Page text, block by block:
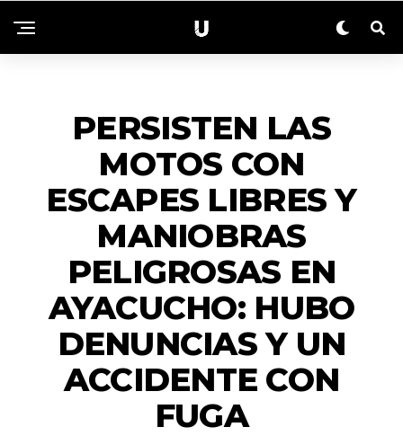
PERSISTEN LAS
MOTOS CON
ESCAPES LIBRES Y
MANIOBRAS
PELIGROSAS EN
AYACUCHO: HUBO
DENUNCIAS Y UN
ACCIDENTE CON
FUGA